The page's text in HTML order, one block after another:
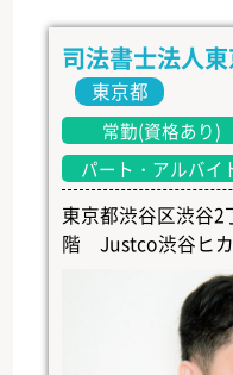
司法書士法人
東京都
常勤(資格あり)
パート・アルバイ
東京都渋谷区渋谷
階 Justco渋谷ヒ